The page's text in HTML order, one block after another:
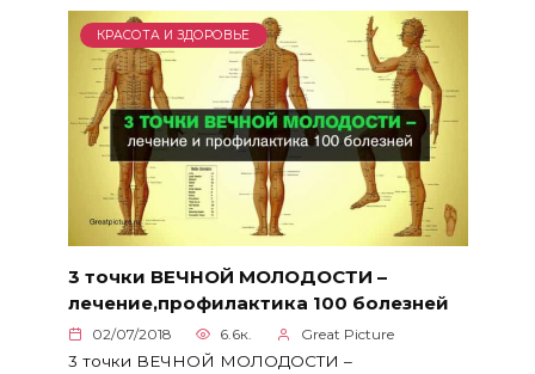
КРАСОТА И ЗДОРОВЬЕ
3 точки ВЕЧНОЙ МОЛОДОСТИ –
лечение,профилактика 100 болезней
02/07/2018 6.6к. Great Picture
3 точки ВЕЧНОЙ МОЛОДОСТИ –